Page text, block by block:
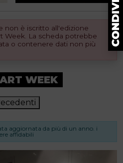
non è iscritto all'edizione
Week. La scheda potrebbe
o contenere dati non più
WEEK
aggiornata da più di un anno. i
affidabili